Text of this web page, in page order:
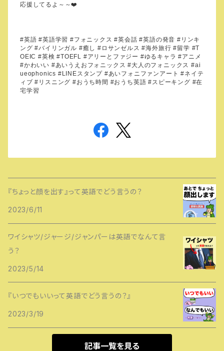
応援してるよ～～❤️
#英語 #英語学習 #フォニックス #英会話 #英語の発音 # リンキ
ング #バイリンガル #癒し # ロサンゼルス #海外旅行 #留学 #T
OEIC #英検 #TOEFL #アリーとファジー #ゆるキャラ #アニメ
#かわいい #あいうえおフォニックス #大人のフォニックス #ai
ueophonics #LINE スタンプ #あいフォニファンアート #ネイテ
ィブ # リスニング #おうち時間 #おうち英語 # スピーキング #在
宅学習
『ちょっと顔を出す』って英語でどう言うの？
2023/6/11
ワイシャツ/ジャージ/ジャンパーは英語でなんて言
う？
2023/5/14
『いつでもいいって英語でどう言うの？』
2023/3/19
記事一覧を見る